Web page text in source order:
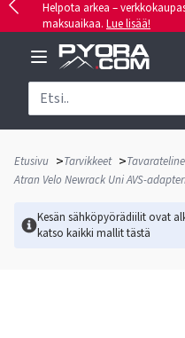
Helpota arkea –
maksuaikaa. Lue lisää!
Etusivu >Tarvikkeet >
Atran Velo Newrack Uni AVS-
Kesän sähköpyörädiilit ovat
katso kaikki mallittästä